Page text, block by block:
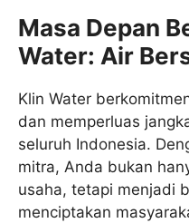
Masa Depan
Water: Air
Klin Water
dan memperluas
seluruh Indonesia.
mitra, Anda bukan
usaha, tetapi menjadi
menciptakan